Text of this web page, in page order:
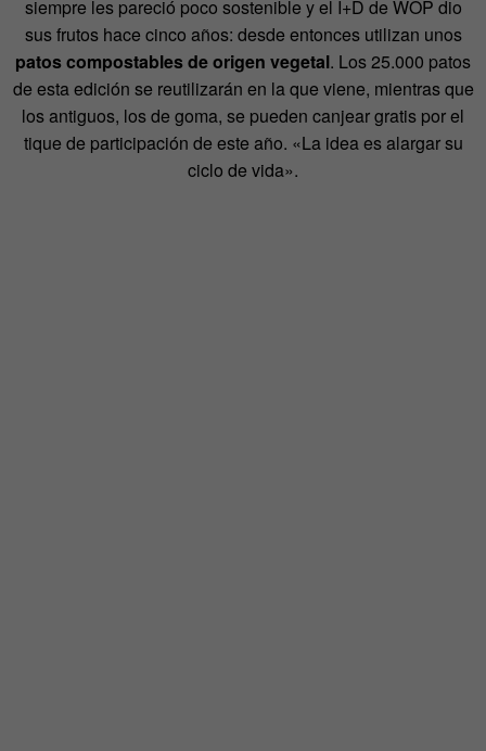
siempre les pareció poco sostenible y el I+D de WOP dio
sus frutos hace cinco años: desde entonces utilizan unos
patos compostables de origen vegetal. Los 25.000 patos
de esta edición se reutilizarán en la que viene, mientras que
los antiguos, los de goma, se pueden canjear gratis por el
tique de participación de este año. «La idea es alargar su
ciclo de vida».